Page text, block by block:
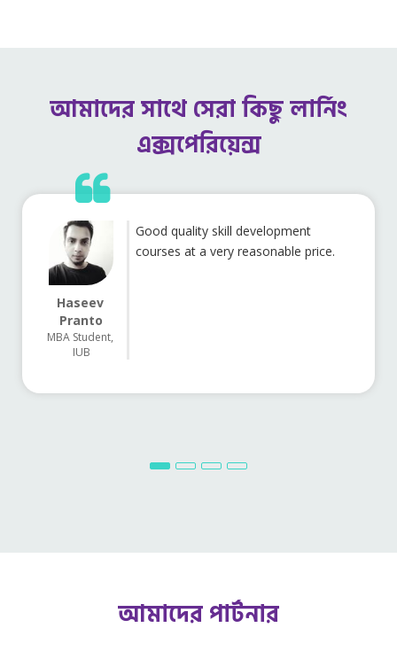
আমাদের সাথে সেরা কিছু লার্নিং
এক্সপেরিয়েন্স
Haseev
Pranto
MBA Student,
IUB
Good quality skill development
courses at a very reasonable price.
আমাদের পার্টনার